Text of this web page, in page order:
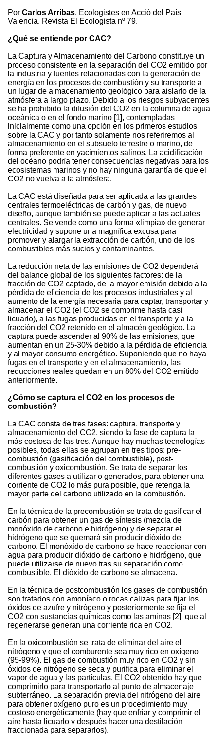
Por Carlos Arribas, Ecologistes en Acció del País
Valencià. Revista El Ecologista nº 79.
¿Qué se entiende por CAC?
La Captura y Almacenamiento del Carbono constituye un
proceso consistente en la separación del CO2 emitido por
la industria y fuentes relacionadas con la generación de
energía en los procesos de combustión y su transporte a
un lugar de almacenamiento geológico para aislarlo de la
atmósfera a largo plazo. Debido a los riesgos subyacentes
se ha prohibido la difusión del CO2 en la columna de agua
oceánica o en el fondo marino [1], contempladas
inicialmente como una opción en los primeros estudios
sobre la CAC y por tanto solamente nos referiremos al
almacenamiento en el subsuelo terrestre o marino, de
forma preferente en yacimientos salinos. La acidificación
del océano podría tener consecuencias negativas para los
ecosistemas marinos y no hay ninguna garantía de que el
CO2 no vuelva a la atmósfera.
La CAC está diseñada para ser aplicada a las grandes
centrales termoeléctricas de carbón y gas, de nuevo
diseño, aunque también se puede aplicar a las actuales
centrales. Se vende como una forma «limpia» de generar
electricidad y supone una magnífica excusa para
promover y alargar la extracción de carbón, uno de los
combustibles más sucios y contaminantes.
La reducción neta de las emisiones de CO2 dependerá
del balance global de los siguientes factores: de la
fracción de CO2 captado, de la mayor emisión debido a la
pérdida de eficiencia de los procesos industriales y al
aumento de la energía necesaria para captar, transportar y
almacenar el CO2 (el CO2 se comprime hasta casi
licuarlo), a las fugas producidas en el transporte y a la
fracción del CO2 retenido en el almacén geológico. La
captura puede ascender al 90% de las emisiones, que
aumentan en un 25-30% debido a la pérdida de eficiencia
y al mayor consumo energético. Suponiendo que no haya
fugas en el transporte y en el almacenamiento, las
reducciones reales quedan en un 80% del CO2 emitido
anteriormente.
¿Cómo se captura el CO2 en los procesos de
combustión?
La CAC consta de tres fases: captura, transporte y
almacenamiento del CO2, siendo la fase de captura la
más costosa de las tres. Aunque hay muchas tecnologías
posibles, todas ellas se agrupan en tres tipos: pre-
combustión (gasificación del combustible), post-
combustión y oxicombustión. Se trata de separar los
diferentes gases a utilizar o generados, para obtener una
corriente de CO2 lo más pura posible, que retenga la
mayor parte del carbono utilizado en la combustión.
En la técnica de la precombustión se trata de gasificar el
carbón para obtener un gas de síntesis (mezcla de
monóxido de carbono e hidrógeno) y de separar el
hidrógeno que se quemará sin producir dióxido de
carbono. El monóxido de carbono se hace reaccionar con
agua para producir dióxido de carbono e hidrógeno, que
puede utilizarse de nuevo tras su separación como
combustible. El dióxido de carbono se almacena.
En la técnica de postcombustión los gases de combustión
son tratados con amoníaco o rocas calizas para fijar los
óxidos de azufre y nitrógeno y posteriormente se fija el
CO2 con sustancias químicas como las aminas [2], que al
regenerarse generan una corriente rica en CO2.
En la oxicombustión se trata de eliminar del aire el
nitrógeno y que el comburente sea muy rico en oxígeno
(95-99%). El gas de combustión muy rico en CO2 y sin
óxidos de nitrógeno se seca y purifica para eliminar el
vapor de agua y las partículas. El CO2 obtenido hay que
comprimirlo para transportarlo al punto de almacenaje
subterráneo. La separación previa del nitrógeno del aire
para obtener oxígeno puro es un procedimiento muy
costoso energéticamente (hay que enfriar y comprimir el
aire hasta licuarlo y después hacer una destilación
fraccionada para separarlos).